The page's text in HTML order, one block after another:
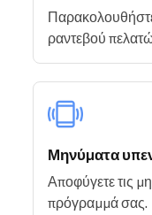
Παρακολουθήστε
ραντεβού
Μηνύματα
Αποφύγετε τις
πρόγραμμά σας.